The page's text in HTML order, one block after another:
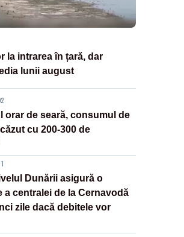
la intrarea în țară, dar
lunii august
orar de seară, consumul de
cu 200-300 de
Dunării asigură o
a centralei de la Cernavodă
zile dacă debitele vor